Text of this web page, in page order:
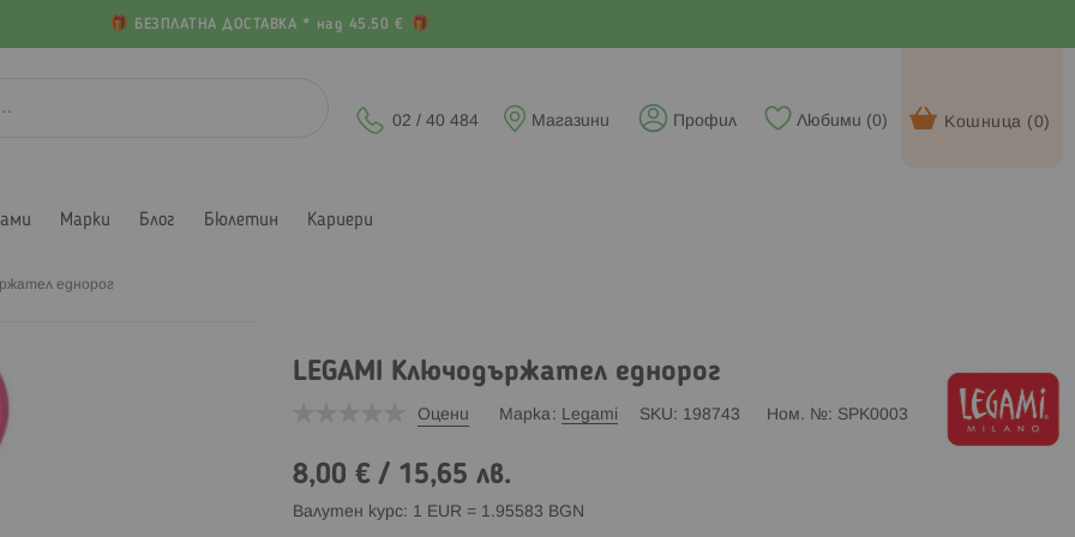
БЕЗПЛАТНА ДОСТАВКА * над 45.50 €
Кошница (0)
Любими (0)
Профил
Магазини
02 / 40 484
Марки Блог Бюлетин Кариери
еднорог
LEGAMI Ключодържател еднорог
Оцени Марка Legami SKU 198743 Ном. № SPK0003
8,00 €/ 15,65 лв.
Валутен курс: 1 EUR = 1.95583 BGN